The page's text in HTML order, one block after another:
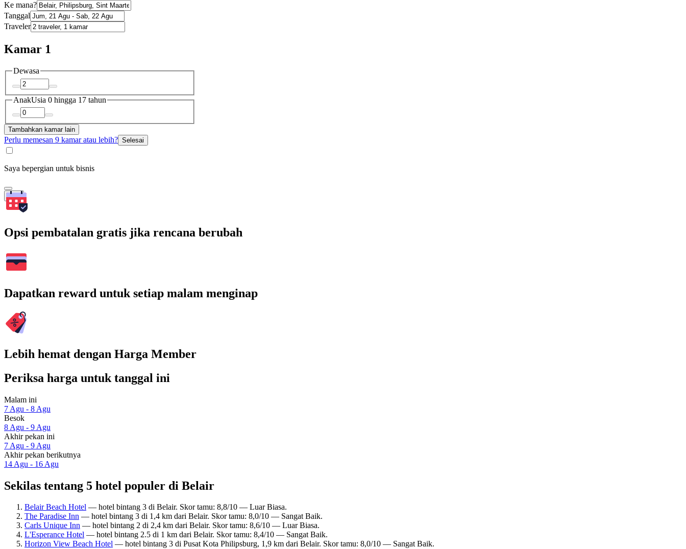
Ke mana?
Tanggal
Traveler
Kamar 1
Dewasa
AnakUsia 0 hingga 17 tahun
Tambahkan kamar lain
Perlu memesan 9 kamar atau lebih? Selesai
Saya bepergian untuk bisnis
Cari
Opsi pembatalan gratis jika rencana berubah
Dapatkan reward untuk setiap malam menginap
Lebih hemat dengan Harga Member
Periksa harga untuk tanggal ini
Malam ini
7 Agu - 8 Agu
Besok
8 Agu - 9 Agu
Akhir pekan ini
7 Agu - 9 Agu
Akhir pekan berikutnya
14 Agu - 16 Agu
Sekilas tentang 5 hotel populer di Belair
Belair Beach Hotel — hotel bintang 3 di Belair. Skor tamu: 8,8/10 — Luar Biasa.
The Paradise Inn — hotel bintang 3 di 1,4 km dari Belair. Skor tamu: 8,0/10 — Sangat Baik.
Carls Unique Inn — hotel bintang 2 di 2,4 km dari Belair. Skor tamu: 8,6/10 — Luar Biasa.
L'Esperance Hotel — hotel bintang 2.5 di 1 km dari Belair. Skor tamu: 8,4/10 — Sangat Baik.
Horizon View Beach Hotel — hotel bintang 3 di Pusat Kota Philipsburg, 1,9 km dari Belair. Skor tamu: 8,0/10 — Sangat Baik.